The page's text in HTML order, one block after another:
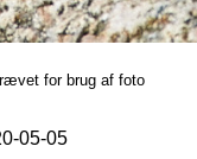
for brug af foto
05-05